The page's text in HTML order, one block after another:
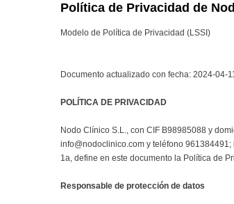
Política de Privacidad de
Modelo de Política de Privacidad (LSSI)
Documento actualizado con fecha: 2024-04-
POLÍTICA DE PRIVACIDAD
Nodo Clínico S.L., con CIF B98985088 y
info@nodoclinico.com y teléfono
1a, define en este documento la Política de
Responsable de protección de datos